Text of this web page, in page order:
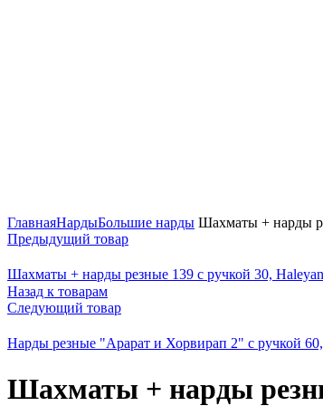
ГлавнаяНардыБольшие нарды Шахматы + нарды
Предыдущий товар
Шахматы + нарды резные 139 с ручкой 30, Haleyan
Назад к товарам
Следующий товар
Нарды резные "Арарат и Хорвирап 2" с ручкой
Шахматы + нарды